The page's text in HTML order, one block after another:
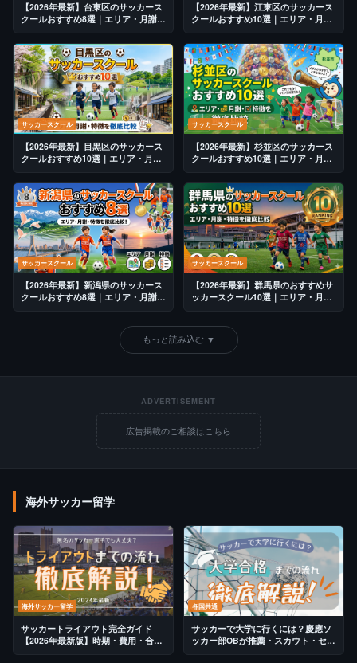
【2026年最新】台東区のサッカース
クールおすすめ8選｜エリア・月謝・
【2026年最新】江東区のサッカース
クールおすすめ10選｜エリア・月
サッカースクール
【2026年最新】目黒区のサッカース
クールおすすめ10選｜エリア・月
サッカースクール
【2026年最新】杉並区のサッカース
クールおすすめ10選｜エリア・月
サッカースクール
【2026年最新】新潟県のサッカース
クールおすすめ8選｜エリア・月謝・
サッカースクール
【2026年最新】群馬県のおすすめサ
ッカースクール10選｜エリア・月
もっと読み込む ▼
— ADVERTISEMENT —
広告掲載のご相談はこちら
海外サッカー留学
海外サッカー留学
サッカートライアウト完全ガイド
【2026年最新版】時期・費用・合格
各国共通
サッカーで大学に行くには？慶應ソ
ッカー部OBが推薦・スカウト・セレ